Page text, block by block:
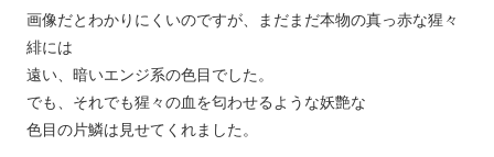
画像だとわかりにくいのですが、まだまだ本物の真っ赤な猩々
緋には
遠い、暗いエンジ系の色目でした。
でも、それでも猩々の血を匂わせるような妖艶な
色目の片鱗は見せてくれました。